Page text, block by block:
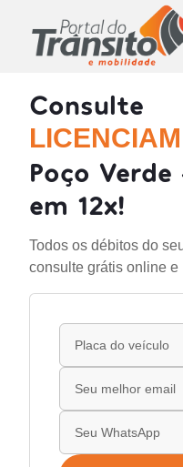
Consulte
Poço
em 12x!
Todos os débitos do
consulte grátis online